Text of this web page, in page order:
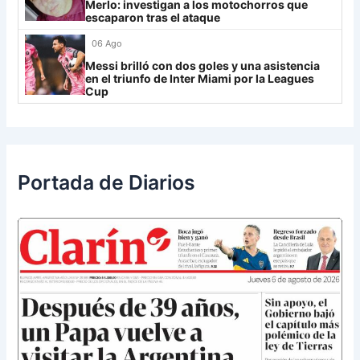
Merlo: investigan a los motochorros que
escaparon tras el ataque
06 Ago
Messi brilló con dos goles y una asistencia
en el triunfo de Inter Miami por la Leagues
Cup
Portada de Diarios